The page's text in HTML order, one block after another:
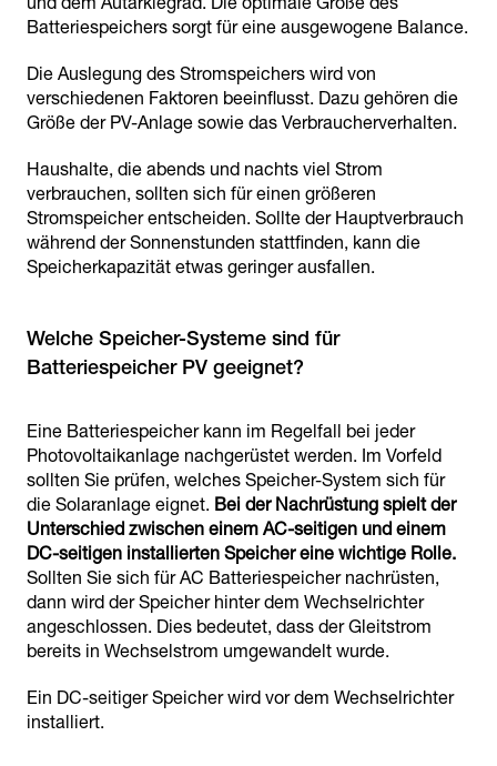
Batteriespeichers sorgt für eine ausgewogene Balance.
Die Auslegung des Stromspeichers wird von
verschiedenen Faktoren beeinflusst. Dazu gehören die
Größe der PV-Anlage sowie das Verbraucherverhalten.
Haushalte, die abends und nachts viel Strom
verbrauchen, sollten sich für einen größeren
Stromspeicher entscheiden. Sollte der Hauptverbrauch
während der Sonnenstunden stattfinden, kann die
Speicherkapazität etwas geringer ausfallen.
Welche Speicher-Systeme sind für
Batteriespeicher PV geeignet?
Eine Batteriespeicher kann im Regelfall bei jeder
Photovoltaikanlage nachgerüstet werden. Im Vorfeld
sollten Sie prüfen, welches Speicher-System sich für
die Solaranlage eignet. Bei der Nachrüstung spielt der
Unterschied zwischen einem AC-seitigen und einem
DC-seitigen installierten Speicher eine wichtige Rolle.
Sollten Sie sich für AC Batteriespeicher nachrüsten,
dann wird der Speicher hinter dem Wechselrichter
angeschlossen. Dies bedeutet, dass der Gleitstrom
bereits in Wechselstrom umgewandelt wurde.
Ein DC-seitiger Speicher wird vor dem Wechselrichter
installiert.